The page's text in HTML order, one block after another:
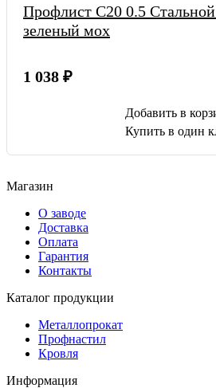
Профлист С20 0.5
зеленый мох
1 038 ₽
Добавить в
Купить в один
Магазин
О заводе
Доставка
Оплата
Гарантия
Контакты
Каталог продукции
Металлопрокат
Профнастил
Кровля
Информация